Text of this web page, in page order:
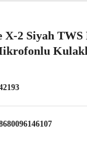
2 Siyah TWS